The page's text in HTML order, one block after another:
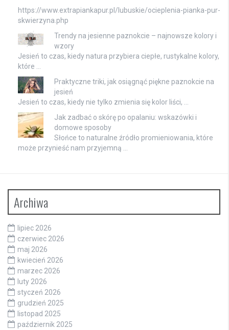
https://www.extrapiankapur.pl/lubuskie/ocieplenia-pianka-pur-
skwierzyna.php
Trendy na jesienne paznokcie – najnowsze kolory i
wzory
Jesień to czas, kiedy natura przybiera ciepłe, rustykalne kolory,
które …
Praktyczne triki, jak osiągnąć piękne paznokcie na
jesień
Jesień to czas, kiedy nie tylko zmienia się kolor liści, …
Jak zadbać o skórę po opalaniu: wskazówki i
domowe sposoby
Słońce to naturalne źródło promieniowania, które
może przynieść nam przyjemną …
Archiwa
lipiec 2026
czerwiec 2026
maj 2026
kwiecień 2026
marzec 2026
luty 2026
styczeń 2026
grudzień 2025
listopad 2025
październik 2025